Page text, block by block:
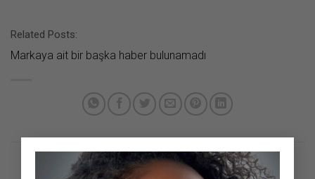
×
Related Posts:
Markaya ait bir başka haber bulunamadı